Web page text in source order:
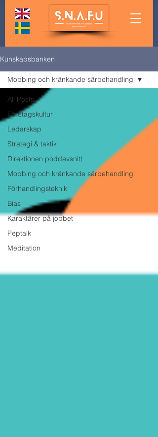
Kunskapsbanken
All Posts
Företagskultur
Ledarskap
Strategi & taktik
Direktionen poddavsnitt
Mobbing och kränkande särbehandling
Förhandlingsteknik
Bias
Karaktärer på jobbet
Peptalk
Meditation
Mobbing och kränkande särbehandling